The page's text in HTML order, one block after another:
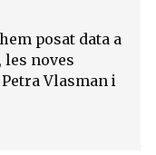
posat data a
les noves
Vlasman i